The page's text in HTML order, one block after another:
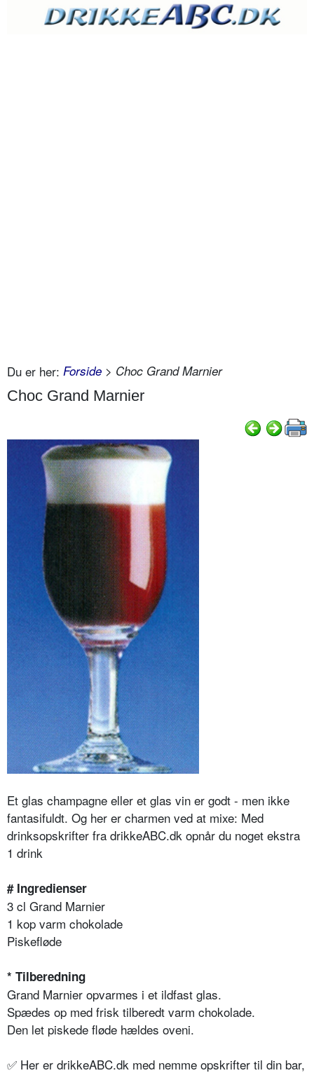
Du er her: Forside > Choc Grand Marnier
Choc Grand Marnier
Et glas champagne eller et glas vin er godt - men ikke
fantasifuldt. Og her er charmen ved at mixe: Med
drinksopskrifter fra drikkeABC.dk opnår du noget ekstra
1 drink
# Ingredienser
3 cl Grand Marnier
1 kop varm chokolade
Piskefløde
* Tilberedning
Grand Marnier opvarmes i et ildfast glas.
Spædes op med frisk tilberedt varm chokolade.
Den let piskede fløde hældes oveni.
✅ Her er drikkeABC.dk med nemme opskrifter til din bar,